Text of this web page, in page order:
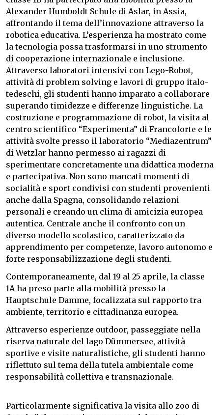
Alexander Humboldt Schule di Aslar, in Assia,
affrontando il tema dell’innovazione attraverso la
robotica educativa. L’esperienza ha mostrato come
la tecnologia possa trasformarsi in uno strumento
di cooperazione internazionale e inclusione.
Attraverso laboratori intensivi con Lego-Robot,
attività di problem solving e lavori di gruppo italo-
tedeschi, gli studenti hanno imparato a collaborare
superando timidezze e differenze linguistiche. La
costruzione e programmazione di robot, la visita al
centro scientifico “Experimenta” di Francoforte e le
attività svolte presso il laboratorio “Mediazentrum”
di Wetzlar hanno permesso ai ragazzi di
sperimentare concretamente una didattica moderna
e partecipativa. Non sono mancati momenti di
socialità e sport condivisi con studenti provenienti
anche dalla Spagna, consolidando relazioni
personali e creando un clima di amicizia europea
autentica. Centrale anche il confronto con un
diverso modello scolastico, caratterizzato da
apprendimento per competenze, lavoro autonomo e
forte responsabilizzazione degli studenti.
Contemporaneamente, dal 19 al 25 aprile, la classe
1A ha preso parte alla mobilità presso la
Hauptschule Damme, focalizzata sul rapporto tra
ambiente, territorio e cittadinanza europea.
Attraverso esperienze outdoor, passeggiate nella
riserva naturale del lago Dümmersee, attività
sportive e visite naturalistiche, gli studenti hanno
riflettuto sul tema della tutela ambientale come
responsabilità collettiva e transnazionale.
Particolarmente significativa la visita allo zoo di